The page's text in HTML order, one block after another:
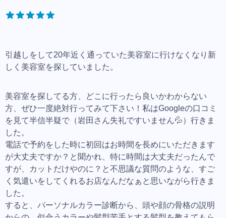
引越しをして20年近く通っていた美容室に行けなくなり新
しく美容室を探していました。
美容室を探してる方、どこに行ったら良いかわからない
方、ぜひ一度絶対行ってみて下さい！私はGoogleの口コミ
を見て半信半疑で（岩田さん失礼ですいません💦）行きま
した。
電話で予約をした時に初回はお時間を長めにいただきます
が大丈夫ですか？と聞かれ、特に時間は大丈夫だったんで
すが、カットだけやのに？と不思議な質問のような、すご
く気遣いをしてくれるお店なんだなぁと思いながら行きま
した。
すると、パーソナルカラー診断から、頭や顔の骨格の説明